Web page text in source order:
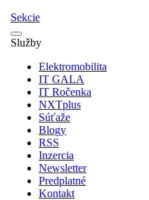
Sekcie
Služby
Elektromobilita
IT GALA
IT Ročenka
NXTplus
Súťaže
Blogy
RSS
Inzercia
Newsletter
Predplatné
Kontakt